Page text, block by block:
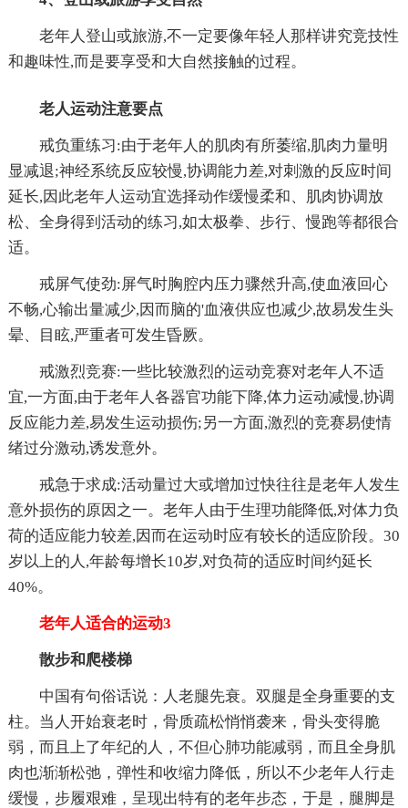
老年人登山或旅游,不一定要像年轻人那样讲究竞技性
和趣味性,而是要享受和大自然接触的过程。
老人运动注意要点
戒负重练习:由于老年人的肌肉有所萎缩,肌肉力量明
显减退;神经系统反应较慢,协调能力差,对刺激的反应时间
延长,因此老年人运动宜选择动作缓慢柔和、肌肉协调放
松、全身得到活动的练习,如太极拳、步行、慢跑等都很合
适。
戒屏气使劲:屏气时胸腔内压力骤然升高,使血液回心
不畅,心输出量减少,因而脑的'血液供应也减少,故易发生头
晕、目眩,严重者可发生昏厥。
戒激烈竞赛:一些比较激烈的运动竞赛对老年人不适
宜,一方面,由于老年人各器官功能下降,体力运动减慢,协调
反应能力差,易发生运动损伤;另一方面,激烈的竞赛易使情
绪过分激动,诱发意外。
戒急于求成:活动量过大或增加过快往往是老年人发生
意外损伤的原因之一。老年人由于生理功能降低,对体力负
荷的适应能力较差,因而在运动时应有较长的适应阶段。30
岁以上的人,年龄每增长10岁,对负荷的适应时间约延长
40%。
老年人适合的运动3
散步和爬楼梯
中国有句俗话说：人老腿先衰。双腿是全身重要的支
柱。当人开始衰老时，骨质疏松悄悄袭来，骨头变得脆
弱，而且上了年纪的人，不但心肺功能减弱，而且全身肌
肉也渐渐松弛，弹性和收缩力降低，所以不少老年人行走
缓慢，步履艰难，呈现出特有的老年步态，于是，腿脚是